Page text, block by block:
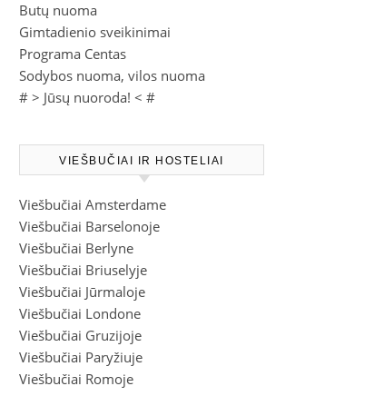
Butų nuoma
Gimtadienio sveikinimai
Programa Centas
Sodybos nuoma, vilos nuoma
# > Jūsų nuoroda! < #
VIEŠBUČIAI IR HOSTELIAI
Viešbučiai Amsterdame
Viešbučiai Barselonoje
Viešbučiai Berlyne
Viešbučiai Briuselyje
Viešbučiai Jūrmaloje
Viešbučiai Londone
Viešbučiai Gruzijoje
Viešbučiai Paryžiuje
Viešbučiai Romoje